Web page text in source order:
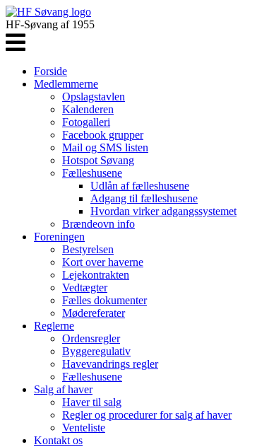
HF-Søvang af 1955
Forside
Medlemmerne
Opslagstavlen
Kalenderen
Fotogalleri
Facebook grupper
Mail og SMS listen
Hotspot Søvang
Fælleshusene
Udlån af fælleshusene
Adgang til fælleshusene
Hvordan virker adgangssystemet
Brændeovn info
Foreningen
Bestyrelsen
Kort over haverne
Lejekontrakten
Vedtægter
Fælles dokumenter
Mødereferater
Reglerne
Ordensregler
Byggeregulativ
Havevandrings regler
Fælleshusene
Salg af haver
Haver til salg
Regler og procedurer for salg af haver
Venteliste
Kontakt os